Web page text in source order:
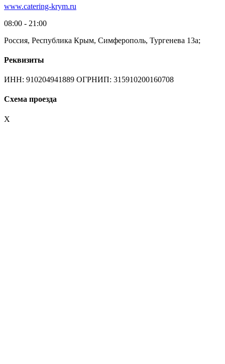
www.catering-krym.ru
08:00 - 21:00
Россия, Республика Крым, Симферополь, Тургенева 13а;
Реквизиты
ИНН: 910204941889 ОГРНИП: 315910200160708
Схема проезда
X